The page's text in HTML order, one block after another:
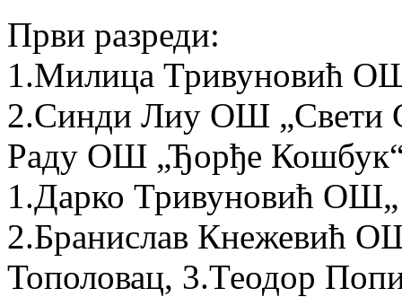
Први разреди:
1.Милица Тривуновић
2.Синди Лиу ОШ „Свети
Раду ОШ „Ђорђе
1.Дарко Тривуновић
2.Бранислав Кнежевић
Тополовац, 3.Теодор